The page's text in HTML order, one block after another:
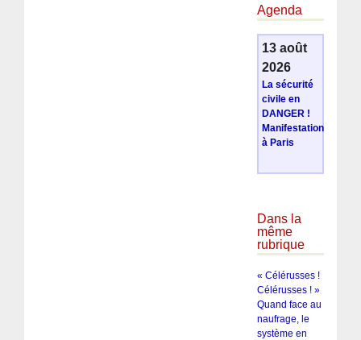
Agenda
13 août
2026
La sécurité
civile en
DANGER !
Manifestation
à Paris
Dans la
même
rubrique
« Célérusses !
Célérusses ! »
Quand face au
naufrage, le
système en